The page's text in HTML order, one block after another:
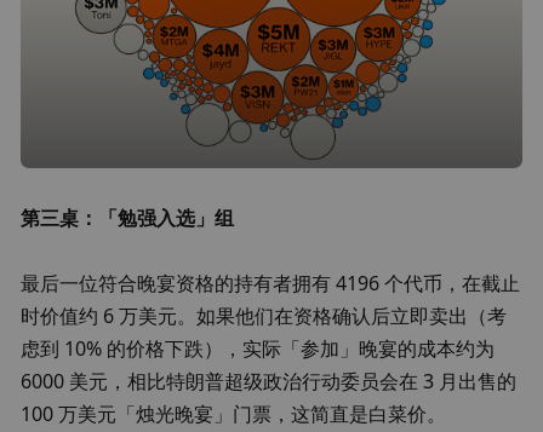
第三桌：「勉强入选」组
最后一位符合晚宴资格的持有者拥有 4196 个代币，在截止
时价值约 6 万美元。如果他们在资格确认后立即卖出（考
虑到 10% 的价格下跌），实际「参加」晚宴的成本约为
6000 美元，相比特朗普超级政治行动委员会在 3 月出售的
100 万美元「烛光晚宴」门票，这简直是白菜价。